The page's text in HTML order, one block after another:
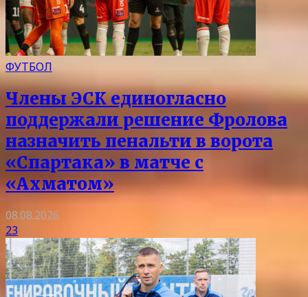
ФУТБОЛ
Члены ЭСК единогласно
поддержали решение Фролова
назначить пенальти в ворота
«Спартака» в матче с
«Ахматом»
08.08.2026
23